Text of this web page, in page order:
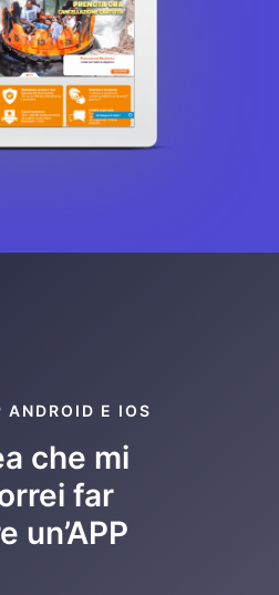
ANDROID E IOS
che mi
far
un’APP